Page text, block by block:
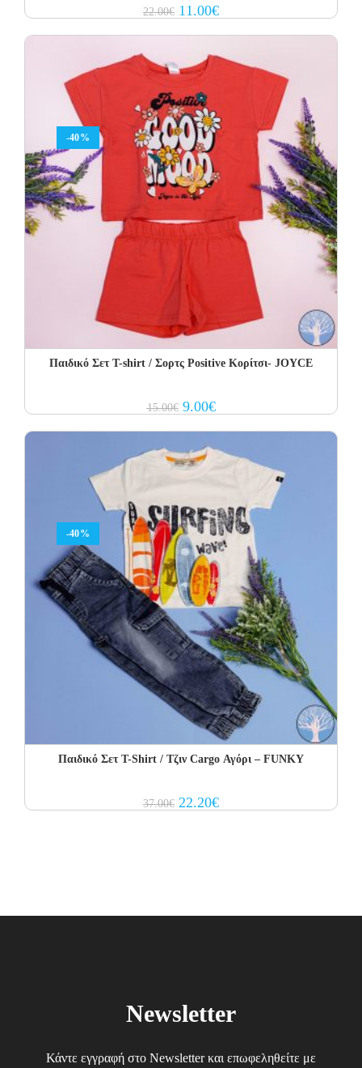
22.00€ Original
price
11.00€Current
price
-40%
Παιδικό Σετ Τ-shirt / Σορτς Positive Κορίτσι- JOYCE
15.00€ Original
price
9.00€Current
price
-40%
Παιδικό Σετ Τ-Shirt / Τζιν Cargo Αγόρι – FUNKY
37.00€ Original
price
22.20€Current
price
Newsletter
Κάντε εγγραφή στο Newsletter και επωφεληθείτε με